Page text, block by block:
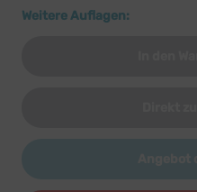
Weitere Auflagen: